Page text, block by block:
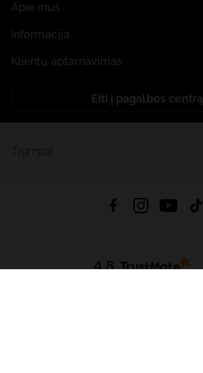
Apie mus
Informacija
Klientų aptarnavimas
Eiti į pagalbos centrą
4.8